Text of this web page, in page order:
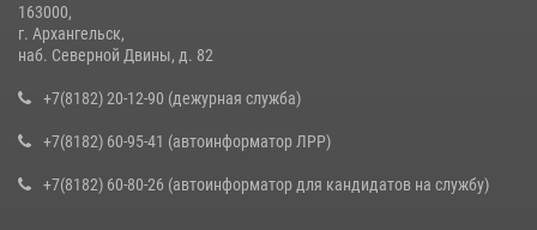
163000,
г. Архангельск,
наб. Северной Двины, д. 82
+7(8182) 20-12-90 (дежурная служба)
+7(8182) 60-95-41 (автоинформатор ЛРР)
+7(8182) 60-80-26 (автоинформатор для кандидатов на службу)